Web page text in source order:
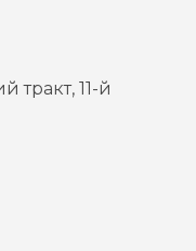
тракт, 11-й